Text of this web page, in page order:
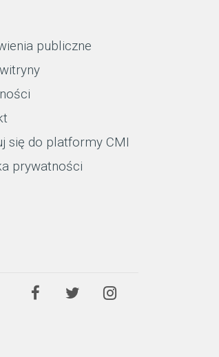
publiczne
się do platformy CMI
prywatności
FacebookTwitterInstagram